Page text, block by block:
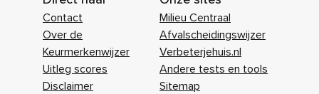
Contact
Over de
Keurmerkenwijzer
Uitleg scores
Disclaimer
Milieu Centraal
Afvalscheidingswijzer
Verbeterjehuis.nl
Andere tests en tools
Sitemap